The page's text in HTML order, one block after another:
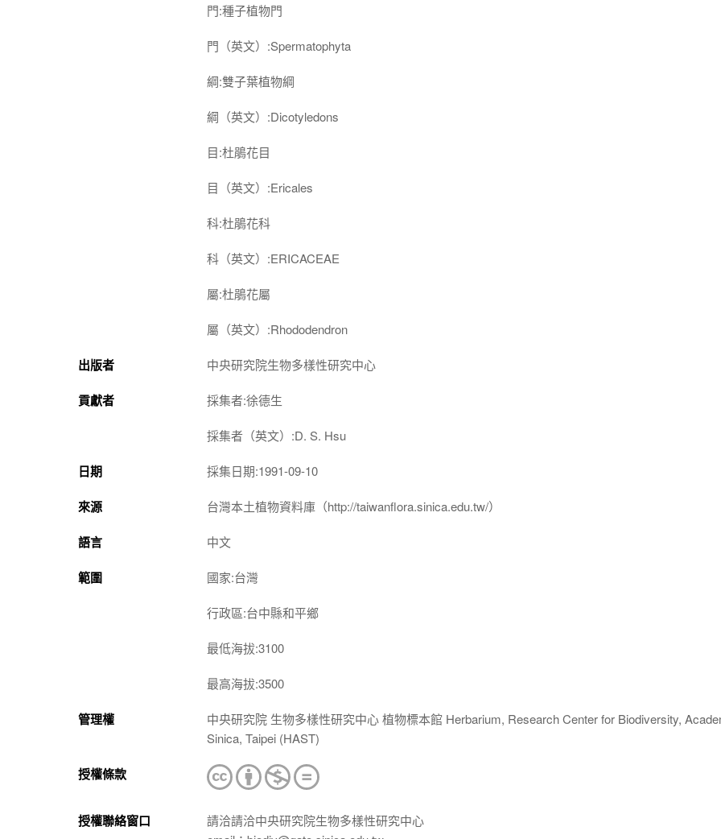
門:種子植物門
門（英文）:Spermatophyta
綱:雙子葉植物綱
綱（英文）:Dicotyledons
目:杜鵑花目
目（英文）:Ericales
科:杜鵑花科
科（英文）:ERICACEAE
屬:杜鵑花屬
屬（英文）:Rhododendron
出版者 中央研究院生物多樣性研究中心
貢獻者 採集者:徐德生
採集者（英文）:D. S. Hsu
日期 採集日期:1991-09-10
來源 台灣本土植物資料庫（http://taiwanflora.sinica.edu.tw/）
語言 中文
範圍 國家:台灣
行政區:台中縣和平鄉
最低海拔:3100
最高海拔:3500
管理權
中央研究院 生物多樣性研究中心 植物標本館 Herbarium, Research Center for Biodiversity,
Sinica, Taipei (HAST)
授權條款
授權聯絡窗口
請洽請洽中央研究院生物多樣性研究中心